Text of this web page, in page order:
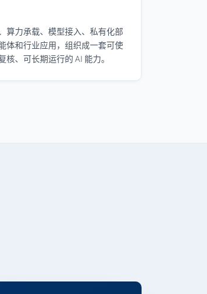
算力承载、模型接入、私有化部
体和行业应用，组织成一套可使
核、可长期运行的 AI 能力。